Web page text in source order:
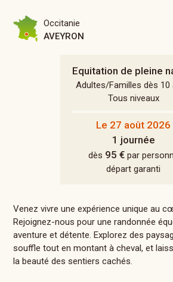
Equitation de pleine
Adultes/Familles dès 10
Tous niveaux
Le 27 août 2026
1 journée
dès 95 €par
départ garanti
Occitanie
AVEYRON
Venez vivre une expérience unique au
Rejoignez-nous pour une randonnée
aventure et détente. Explorez des
souffle tout en montant à cheval, et
la beauté des sentiers cachés.